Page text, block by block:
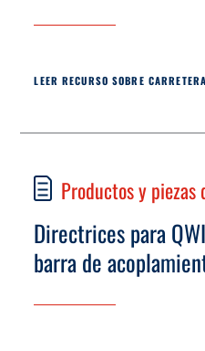
LEER RECURSO SOBRE
Productos y piezas
Directrices para
barra de